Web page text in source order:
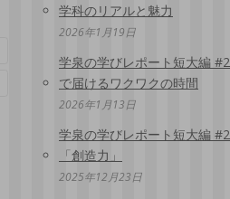
学科のリアルと魅力
2026年1月19日
学泉の学びレポート短大編
で届けるワクワクの時間
2026年1月13日
学泉の学びレポート短大編
「創造力」
2025年12月23日